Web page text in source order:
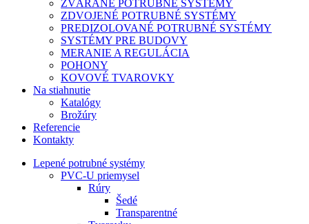
ZVÁRANÉ POTRUBNÉ SYSTÉMY
ZDVOJENÉ POTRUBNÉ SYSTÉMY
PREDIZOLOVANÉ POTRUBNÉ SYSTÉMY
SYSTÉMY PRE BUDOVY
MERANIE A REGULÁCIA
POHONY
KOVOVÉ TVAROVKY
Na stiahnutie
Katalógy
Brožúry
Referencie
Kontakty
Lepené potrubné systémy
PVC-U priemysel
Rúry
Šedé
Transparentné